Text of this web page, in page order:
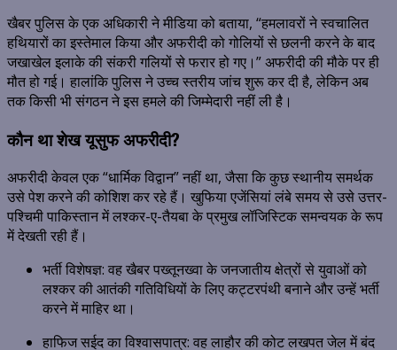
खैबर पुलिस के एक अधिकारी ने मीडिया को बताया, “हमलावरों ने स्वचालित
हथियारों का इस्तेमाल किया और अफरीदी को गोलियों से छलनी करने के बाद
जखाखेल इलाके की संकरी गलियों से फरार हो गए।” अफरीदी की मौके पर ही
मौत हो गई। हालांकि पुलिस ने उच्च स्तरीय जांच शुरू कर दी है, लेकिन अब
तक किसी भी संगठन ने इस हमले की जिम्मेदारी नहीं ली है।
कौन था शेख यूसुफ अफरीदी?
अफरीदी केवल एक “धार्मिक विद्वान” नहीं था, जैसा कि कुछ स्थानीय समर्थक
उसे पेश करने की कोशिश कर रहे हैं। खुफिया एजेंसियां लंबे समय से उसे उत्तर-
पश्चिमी पाकिस्तान में लश्कर-ए-तैयबा केप्रमुख लॉजिस्टिक समन्वयकके रूप
में देखती रही हैं।
भर्ती विशेषज्ञ: वह खैबर पख्तूनख्वा के जनजातीय क्षेत्रों से युवाओं को
लश्कर की आतंकी गतिविधियों के लिए कट्टरपंथी बनाने और उन्हें भर्ती
करने में माहिर था।
हाफिज सईद का विश्वासपात्र: वह लाहौर की कोट लखपत जेल में बंद